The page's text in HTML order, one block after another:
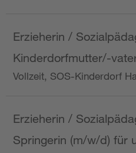
Erzieherin /
Kinderdorfmutter/-
Vollzeit, SOS-Kinderdorf
Erzieherin /
Springerin (m/w/d) für